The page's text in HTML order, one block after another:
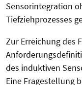
Sensorintegration
Tiefziehprozesses
Zur Erreichung des
des induktiven
Eine Fragestellung